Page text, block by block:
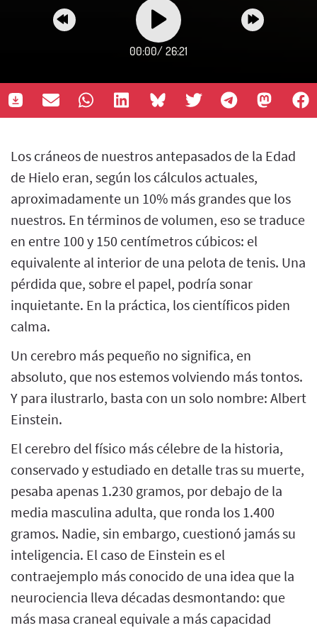
00:00/ 26:21
Los cráneos de nuestros antepasados de la Edad
de Hielo eran, según los cálculos actuales,
aproximadamente un 10% más grandes que los
nuestros. En términos de volumen, eso se traduce
en entre 100 y 150 centímetros cúbicos: el
equivalente al interior de una pelota de tenis. Una
pérdida que, sobre el papel, podría sonar
inquietante. En la práctica, los científicos piden
calma.
Un cerebro más pequeño no significa, en
absoluto, que nos estemos volviendo más tontos.
Y para ilustrarlo, basta con un solo nombre: Albert
Einstein.
El cerebro del físico más célebre de la historia,
conservado y estudiado en detalle tras su muerte,
pesaba apenas 1.230 gramos, por debajo de la
media masculina adulta, que ronda los 1.400
gramos. Nadie, sin embargo, cuestionó jamás su
inteligencia. El caso de Einstein es el
contraejemplo más conocido de una idea que la
neurociencia lleva décadas desmontando: que
más masa craneal equivale a más capacidad